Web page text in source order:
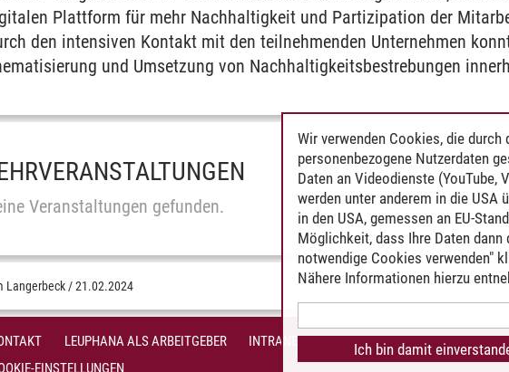
Plattform für mehr Nachhaltigkeit und Partizipation der
den intensiven Kontakt mit den teilnehmenden Unternehmen
und Umsetzung von Nachhaltigkeitsbestrebungen
Veranstaltungen gefunden.
Langerbeck /21.02.2024
LEUPHANA ALS ARBEITGEBER INTRANET IMPRESSUM DATENSCHUTZ
EINSTELLUNGEN
Wir verwenden Cookies, die
personenbezogene Nutzerdaten
Daten an Videodienste (YouTube,
werden unter anderem in die USA
in den USA, gemessen an EU-
Möglichkeit, dass Ihre Daten dann
notwendige Cookies verwenden"
Nähere Informationen hierzu
Ich bin damit